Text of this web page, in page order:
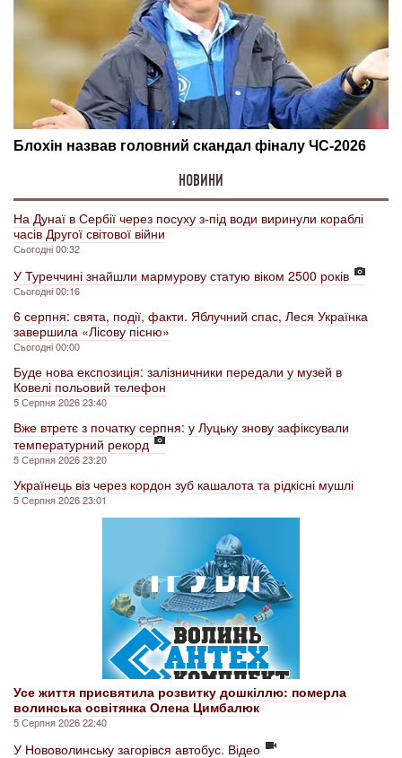
НОВИНИ
На Дунаї в Сербії через посуху з-під води виринули кораблі
часів Другої світової війни
Сьогодні 00:32
У Туреччині знайшли мармурову статую віком 2500 років
Сьогодні 00:16
6 серпня: свята, події, факти. Яблучний спас, Леся Українка
завершила «Лісову пісню»
Сьогодні 00:00
Буде нова експозиція: залізничники передали у музей в
Ковелі польовий телефон
5 Серпня 2026 23:40
Вже втретє з початку серпня: у Луцьку знову зафіксували
температурний рекорд
5 Серпня 2026 23:20
Українець віз через кордон зуб кашалота та рідкісні мушлі
5 Серпня 2026 23:01
Усе життя присвятила розвитку дошкіллю: померла
волинська освітянка Олена Цимбалюк
5 Серпня 2026 22:40
У Нововолинську загорівся автобус. Відео